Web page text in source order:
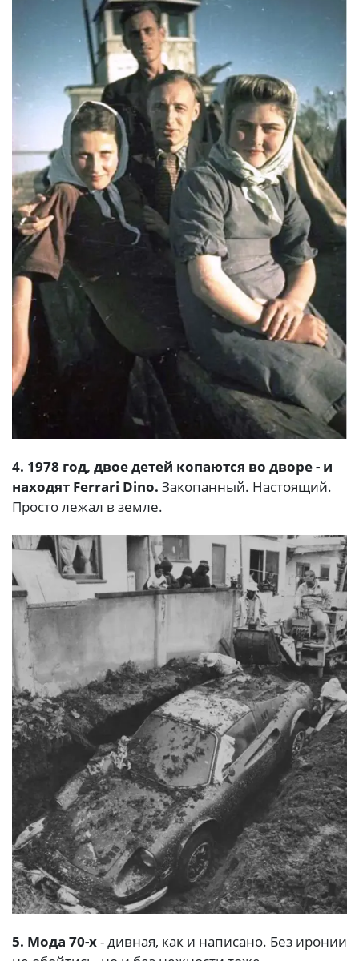
4. 1978 год, двое детей копаются во дворе - и
находят Ferrari Dino. Закопанный. Настоящий.
Просто лежал в земле.
5. Мода 70-х- дивная, как и написано. Без иронии